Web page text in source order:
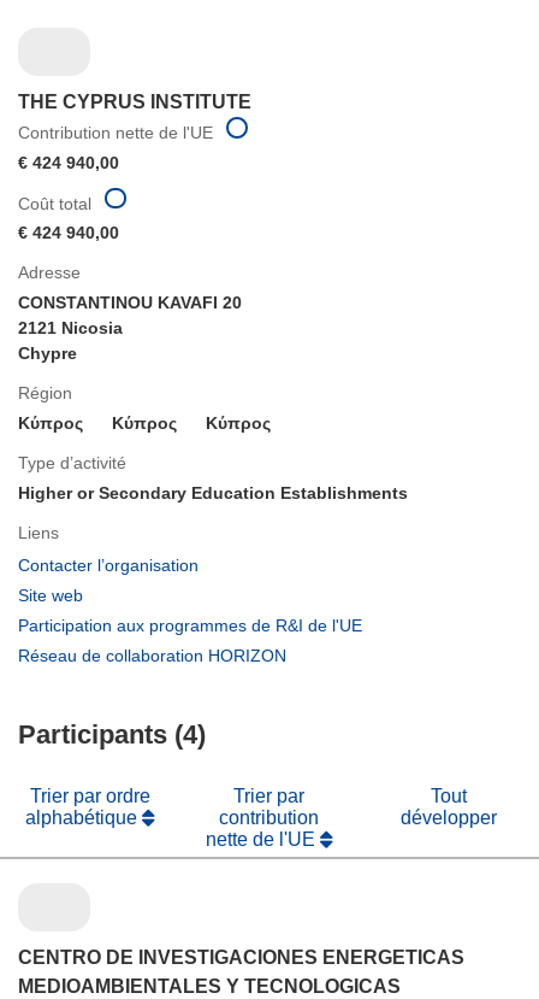
THE CYPRUS INSTITUTE
Contribution nette de l'UE
€ 424 940,00
Adresse
CONSTANTINOU KAVAFI 20
2121 Nicosia
Chypre
Région
Κύπρος
Κύπρος Κύπρος
Type d’activité
Higher or Secondary Education Establishments
Liens
Contacter l’organisation
fenêtre)
Site web
dans
une
Participation aux programmes de R&I de l'UE
Réseau de collaboration HORIZON
Coût total
€ 424 940,00
Participants (4)
Trier par ordre
alphabétique
Trier par
contribution
nette de l'UE
Tout
développer
CENTRO DE INVESTIGACIONES ENERGETICAS
MEDIOAMBIENTALES Y TECNOLOGICAS